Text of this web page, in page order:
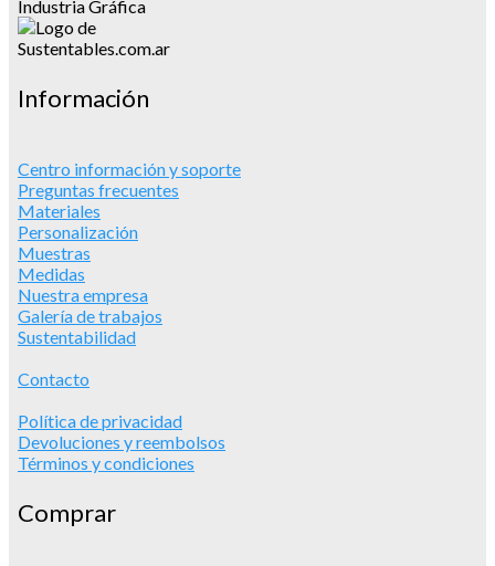
Información
Centro información y soporte
Preguntas frecuentes
Materiales
Personalización
Muestras
Medidas
Nuestra empresa
Galería de trabajos
Sustentabilidad
Contacto
Política de privacidad
Devoluciones y reembolsos
Términos y condiciones
Comprar